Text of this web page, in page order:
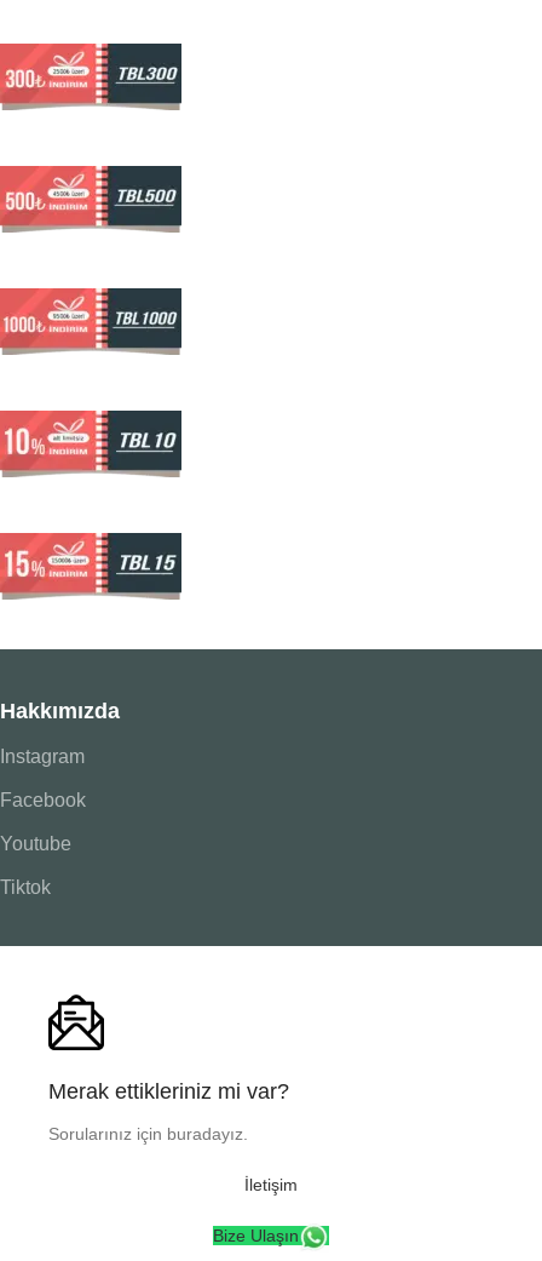
Hakkımızda
Instagram
Facebook
Youtube
Tiktok
Merak ettikleriniz mi var?
Sorularınız için buradayız.
İletişim
Bize Ulaşın